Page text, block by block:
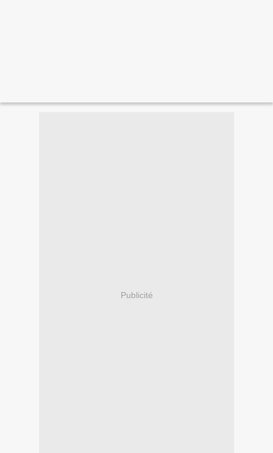
Publicité